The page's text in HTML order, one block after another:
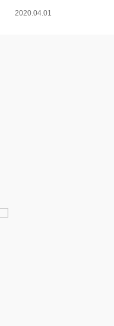
2020.04.01